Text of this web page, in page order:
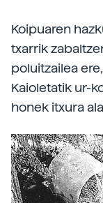
Koipuaren
txarrik
poluitzailea
Kaioletatik ur-
honek itxura